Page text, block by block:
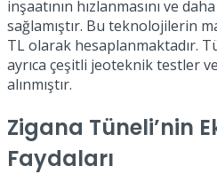
inşaatının hızlanmasını ve
sağlamıştır. Bu teknolojilerin
TL olarak hesaplanmaktadır.
ayrıca çeşitli jeoteknik testler
alınmıştır.
Zigana Tüneli’nin
Faydaları